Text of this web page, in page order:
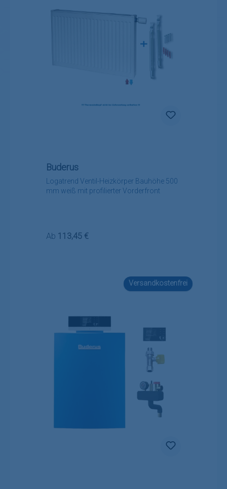
Logatrend Ventil-Heizkörper Bauhöhe 500
mm weiß mit profilierter Vorderfront
Buderus
Regulärer Preis:
Ab 113,45 €
Versandkostenfrei